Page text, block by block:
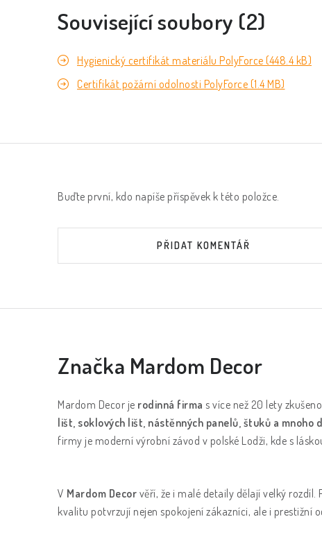
Související soubory (2)
Hygienický certifikát materiálu PolyForce (448.4 kB)
Certifikát požární odolnosti PolyForce (1.4 MB)
Buďte první, kdo napíše příspěvek k této položce.
PŘIDAT KOMENTÁŘ
Značka Mardom Decor
Mardom Decor je rodinná firma s více než 20 lety
lišt, soklových lišt, nástěnných panelů, štuků a mnoho
firmy je moderní výrobní závod v polské Lodži, kde s
V Mardom Decor věří, že i malé detaily dělají velký
kvalitu potvrzují nejen spokojení zákazníci, ale i prestižní